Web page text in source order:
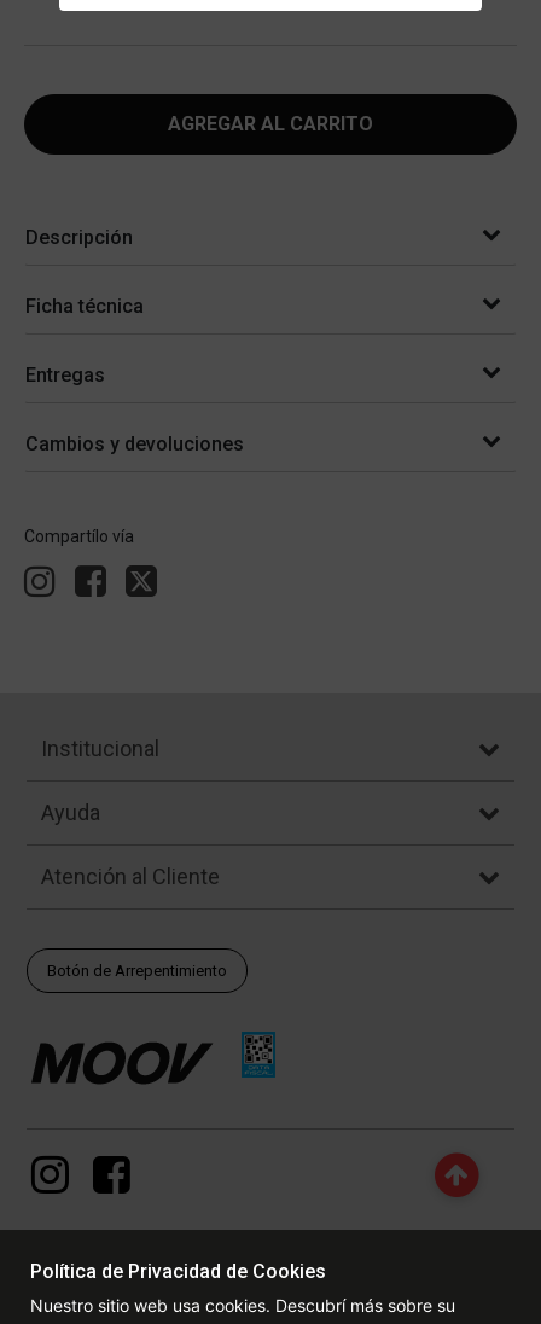
AGREGAR AL CARRITO
Descripción
Ficha técnica
Entregas
Cambios y devoluciones
Compartílo vía
Institucional
Ayuda
Atención al Cliente
Botón de Arrepentimiento
DERECHOS RESERVADOS. Las fotos contenidas en este site, el
Política de Privacidad de Cookies
Nuestro sitio web usa cookies. Descubrí más sobre su